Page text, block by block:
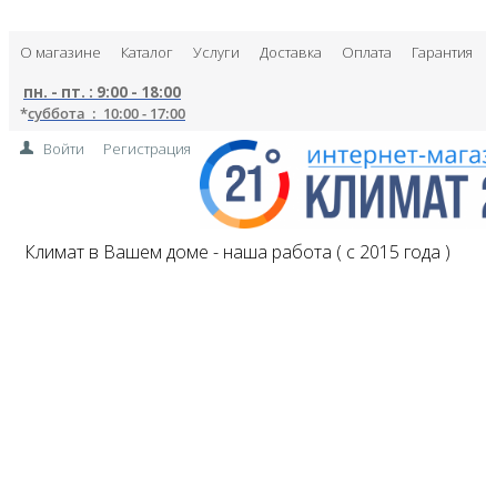
О магазине Каталог Услуги Доставка Оплата Гарантия
пн. - пт. : 9:00 - 18:00
*суббота : 10:00 - 17:00
Войти
Регистрация
Климат в Вашем доме - наша работа ( с 2015 года )